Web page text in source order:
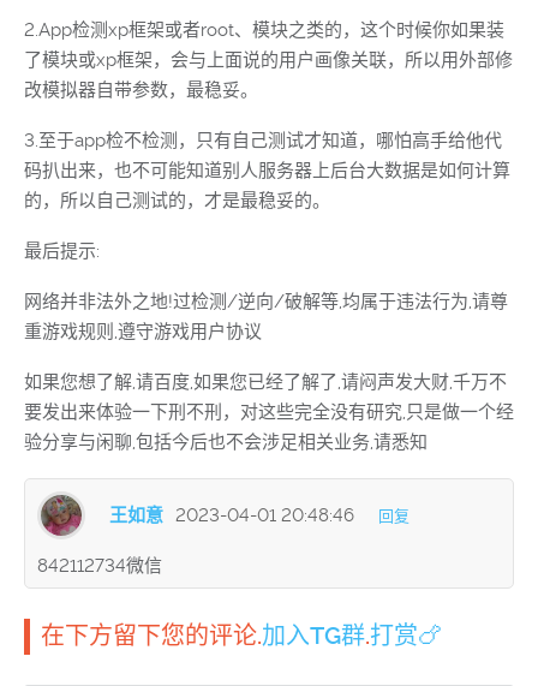
2.App检测xp框架或者root、模块之类的，这个时候你如果装
了模块或xp框架，会与上面说的用户画像关联，所以用外部修
改模拟器自带参数，最稳妥。
3.至于app检不检测，只有自己测试才知道，哪怕高手给他代
码扒出来，也不可能知道别人服务器上后台大数据是如何计算
的，所以自己测试的，才是最稳妥的。
最后提示:
网络并非法外之地!过检测/逆向/破解等,均属于违法行为,请尊
重游戏规则,遵守游戏用户协议
如果您想了解,请百度,如果您已经了解了,请闷声发大财,千万不
要发出来体验一下刑不刑，对这些完全没有研究,只是做一个经
验分享与闲聊,包括今后也不会涉足相关业务,请悉知
王如意 2023-04-01 20:48:46 回复
842112734微信
在下方留下您的评论.加入TG群.打赏🍗